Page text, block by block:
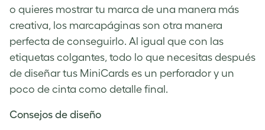
o quieres mostrar tu marca de una manera más
creativa, los marcapáginas son otra manera
perfecta de conseguirlo. Al igual que con las
etiquetas colgantes, todo lo que necesitas después
de diseñar tus MiniCards es un perforador y un
poco de cinta como detalle final.
Consejos de diseño